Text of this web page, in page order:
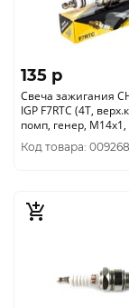
135 p
Свеча зажигания
IGP F7RTC (4Т, верх.кл.культ,
помп, генер, М14х1, 25
21хL19мм)
Код товара: 009268